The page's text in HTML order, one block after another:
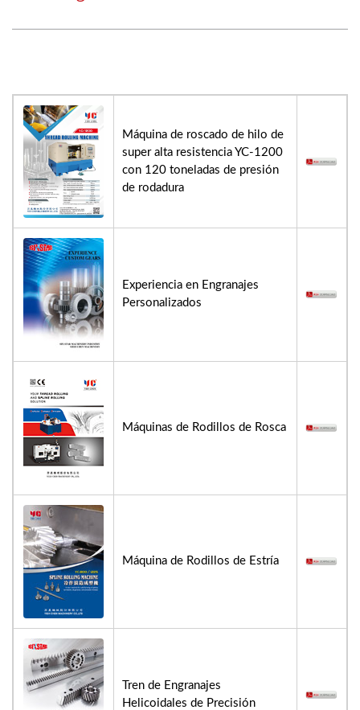
Máquina de roscado de hilo de
super alta resistencia YC-1200
con 120 toneladas de presión
de rodadura
Experiencia en Engranajes
Personalizados
Máquinas de Rodillos de Rosca
Máquina de Rodillos de Estría
Tren de Engranajes
Helicoidales de Precisión